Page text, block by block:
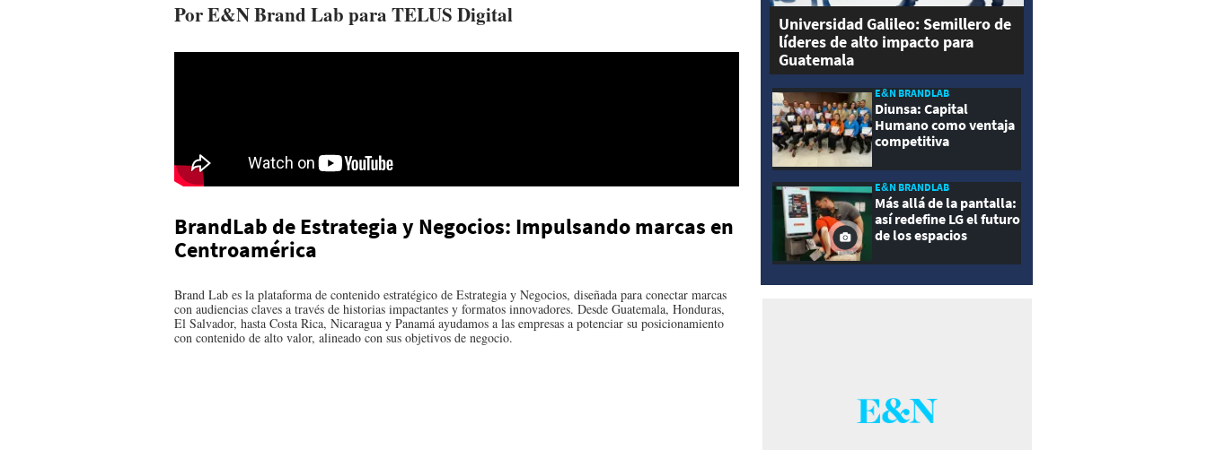
Por E&N Brand Lab para TELUS Digital
BrandLab de Estrategia y Negocios: Impulsando marcas en
Centroamérica
Brand Lab es la plataforma de contenido estratégico de Estrategia y Negocios, diseñada para conectar marcas
con audiencias claves a través de historias impactantes y formatos innovadores. Desde Guatemala, Honduras,
El Salvador, hasta Costa Rica, Nicaragua y Panamá ayudamos a las empresas a potenciar su posicionamiento
con contenido de alto valor, alineado con sus objetivos de negocio.
Universidad Galileo: Semillero de
líderes de alto impacto para
Guatemala
E&N BRANDLAB
Diunsa: Capital
Humano como ventaja
competitiva
E&N BRANDLAB
Más allá de la pantalla:
así redefine LG el futuro
de los espacios